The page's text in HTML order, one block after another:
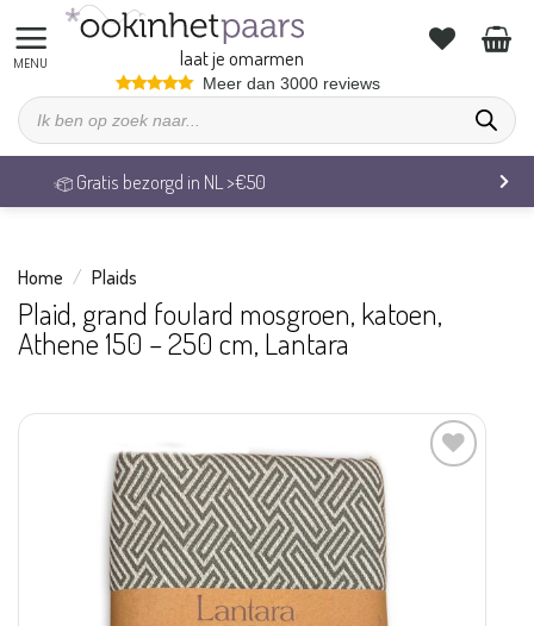
naar
inhoud
laat je omarmen
Meer dan 3000 reviews
Producten
zoeken
Veilig betalen & 14 dagen retourrecht
Home / Plaids
Plaid, grand foulard mosgroen, katoen,
Athene 150 – 250 cm, Lantara